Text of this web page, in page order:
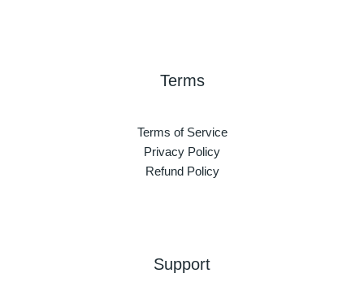
Terms
Terms of Service
Privacy Policy
Refund Policy
Support